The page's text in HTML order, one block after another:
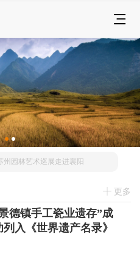
园林艺术巡展走进襄阳
更多
德镇手工瓷业遗存”成
列入《世界遗产名录》